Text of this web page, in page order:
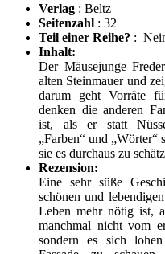
Verlag : Beltz
Seitenzahl : 32
Teil einer Reihe? :
Inhalt:
Der Mäusejunge
alten Steinmauer und
darum geht Vorräte
denken die anderen
ist, als er statt
„Farben“ und „Wörter“
sie es durchaus zu
Rezension:
Eine sehr süße
schönen und
Leben mehr nötig ist,
manchmal nicht vom
sondern es sich